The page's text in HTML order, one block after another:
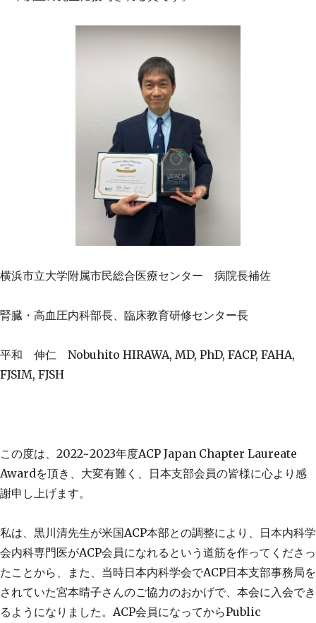
横浜市立大学附属市民総合医療センター 病院長補佐
腎臓・高血圧内科部長、臨床教育研修センター長
平和 伸仁 Nobuhito HIRAWA, MD, PhD, FACP, FAHA,
FJSIM, FJSH
この度は、2022~2023年度ACP Japan Chapter Laureate
Awardを頂き、大変有難く、日本支部会員の皆様に心より感
謝申し上げます。
私は、黒川清先生が米国ACP本部との調整により、日本内科学
会内科専門医がACP会員になれるという道筋を作ってくださっ
たことから、また、当時日本内科学会でACP日本支部事務局を
されていた宮本晴子さんのご協力のおかげで、本会に入会でき
るようになりました。 ACP会員になってからPublic